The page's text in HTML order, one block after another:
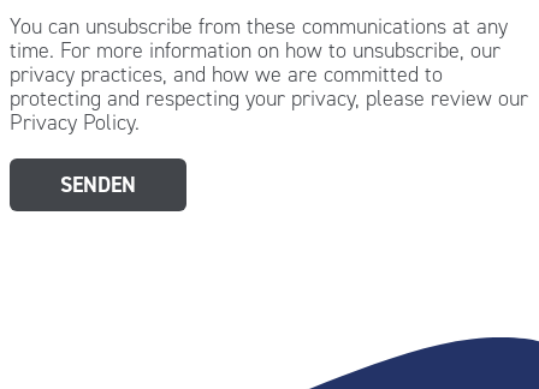
You can unsubscribe from these communications at any
time. For more information on how to unsubscribe, our
privacy practices, and how we are committed to
protecting and respecting your privacy, please review our
Privacy Policy.